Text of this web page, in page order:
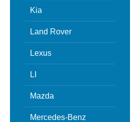
Kia
Land Rover
Lexus
LI
Mazda
Mercedes-Benz